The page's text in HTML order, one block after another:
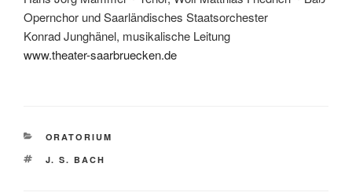
Opernchor und Saarländisches Staatsorchester
Konrad Junghänel, musikalische Leitung
www.theater-saarbruecken.de
KATEGORIEN
ORATORIUM
SCHLAGWÖRTER
J. S. BACH